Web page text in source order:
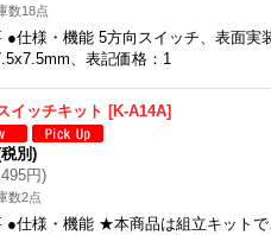
数18点
●仕様・機能 5方向スイッチ、表面実
、表記価格：1
イッチキット [K-A14A]
別)
495円)
数2点
●仕様・機能 ★本商品は組立キット